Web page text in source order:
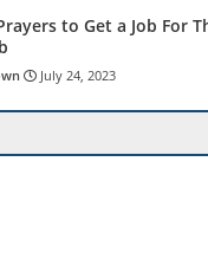
to Get a Job For
July 24, 2023